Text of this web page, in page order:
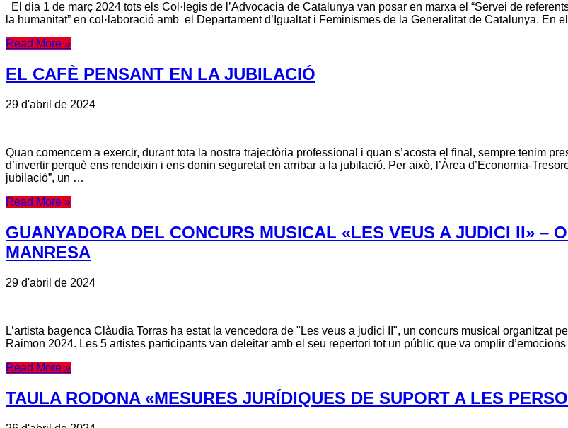
El dia 1 de març 2024 tots els Col·legis de l’Advocacia de Catalunya van posar en marxa el “Servei de
la humanitat” en col·laboració amb el Departament d’Igualtat i Feminismes de la Generalitat de Catalunya.
Read More »
EL CAFÈ PENSANT EN LA JUBILACIÓ
29 d'abril de 2024
Quan comencem a exercir, durant tota la nostra trajectòria professional i quan s’acosta el final, sempre tenim
d’invertir perquè ens rendeixin i ens donin seguretat en arribar a la jubilació. Per això, l’Àrea d’Economia-
jubilació”, un …
Read More »
GUANYADORA DEL CONCURS MUSICAL «LES VEUS A JUDICI II» –
MANRESA
29 d'abril de 2024
L’artista bagenca Clàudia Torras ha estat la vencedora de "Les veus a judici II", un concurs musical organitzat
Raimon 2024. Les 5 artistes participants van deleitar amb el seu repertori tot un públic que va omplir
Read More »
TAULA RODONA «MESURES JURÍDIQUES DE SUPORT A LES